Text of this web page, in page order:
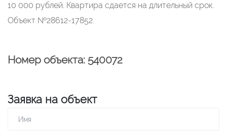
10 000 рублей. Квартира сдается на длительный срок.
Объект №28612-17852.
Номер объекта: 540072
Заявка на объект